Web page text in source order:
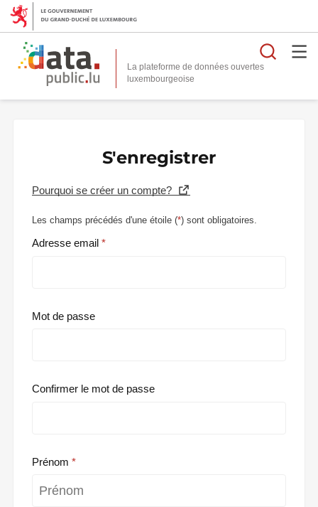
La plateforme de données ouvertes
S'enregistrer
Pourquoi se créer un compte?
Les champs précédés d'une étoile (*) sont obligatoires.
Adresse email
Mot de passe
Confirmer le mot de passe
Prénom